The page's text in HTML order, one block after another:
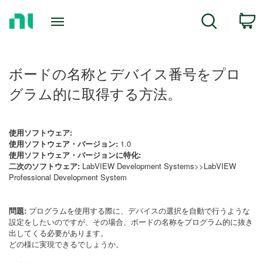
Search
ボードの名称とデバイス番号をプロ
グラム的に取得する方法。
使用ソフトウェア:
使用ソフトウェア・バージョン: 1.0
使用ソフトウェア・バージョンに特化:
二次のソフトウェア: LabVIEW Development Systems>>LabVIEW
Professional Development System
問題: プログラムを使用する際に、デバイスの選択を自動で行うような
設定をしたいのですが、その場合、ボードの名称をプログラム的に抜き
出してくる必要があります。
どの様に実現できるでしょうか。